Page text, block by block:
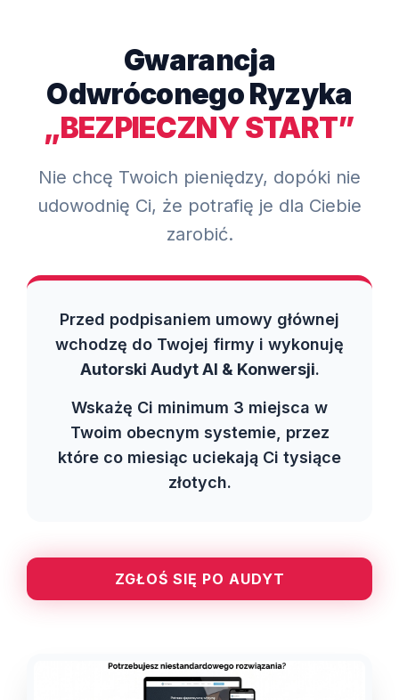
Gwarancja
Odwróconego Ryzyka
„BEZPIECZNY START”
Nie chcę Twoich pieniędzy, dopóki nie
udowodnię Ci, że potrafię je dla Ciebie
zarobić.
Przed podpisaniem umowy głównej
wchodzę do Twojej firmy i wykonuję
Autorski Audyt AI & Konwersji.
Wskażę Ci minimum 3 miejsca w
Twoim obecnym systemie, przez
które co miesiąc uciekają Ci tysiące
złotych.
ZGŁOŚ SIĘ PO AUDYT